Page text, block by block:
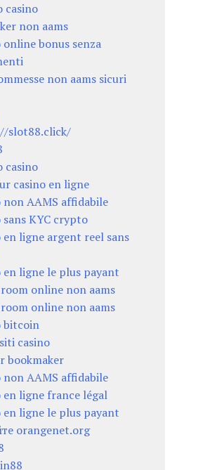
casino
non aams
online bonus senza
non aams sicuri
slot88.click/
casino
casino en ligne
non AAMS affidabile
sans KYC crypto
en ligne argent reel sans
en ligne le plus payant
online non aams
online non aams
bitcoin
casino
bookmaker
non AAMS affidabile
en ligne france légal
en ligne le plus payant
orangenet.org